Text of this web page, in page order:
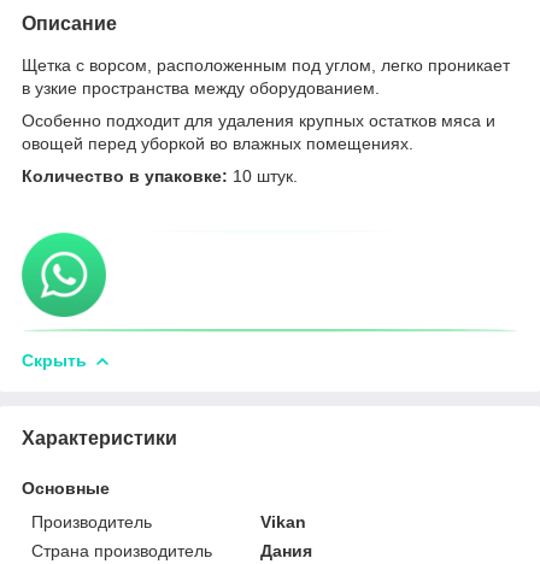
Описание
Щетка с ворсом, расположенным под углом, легко проникает
в узкие пространства между оборудованием.
Особенно подходит для удаления крупных остатков мяса и
овощей перед уборкой во влажных помещениях.
Количество в упаковке: 10 штук.
Скрыть
Характеристики
Основные
Производитель
Vikan
Страна производитель
Дания